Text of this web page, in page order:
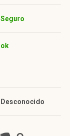
Seguro
ok
Desconocido